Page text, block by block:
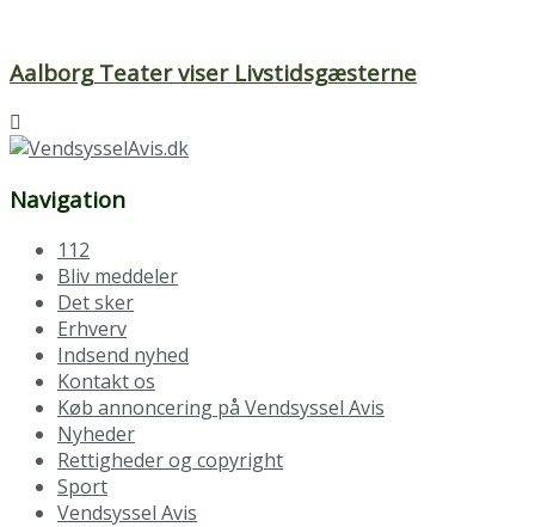
Aalborg Teater viser Livstidsgæsterne
Navigation
112
Bliv meddeler
Det sker
Erhverv
Indsend nyhed
Kontakt os
Køb annoncering på Vendsyssel Avis
Nyheder
Rettigheder og copyright
Sport
Vendsyssel Avis